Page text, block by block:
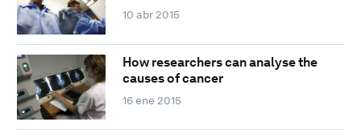
10 abr 2015
How researchers can analyse the
causes of cancer
16 ene 2015